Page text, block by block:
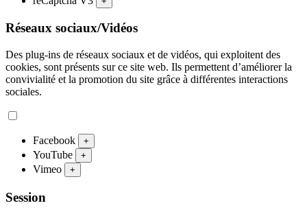
Réseaux sociaux/Vidéos
Des plug-ins de réseaux sociaux et de vidéos, qui exploitent des
cookies, sont présents sur ce site web. Ils permettent d’améliorer la
convivialité et la promotion du site grâce à différentes interactions
sociales.
Facebook +
YouTube +
Vimeo +
Session